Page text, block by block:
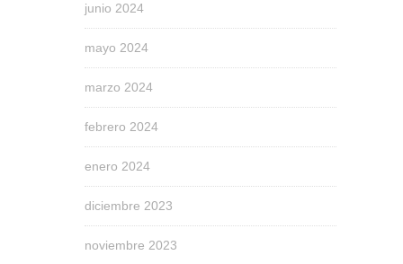
junio 2024
mayo 2024
marzo 2024
febrero 2024
enero 2024
diciembre 2023
noviembre 2023